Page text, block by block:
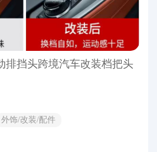
排挡头跨境汽车改装档把头
外饰/改装/配件